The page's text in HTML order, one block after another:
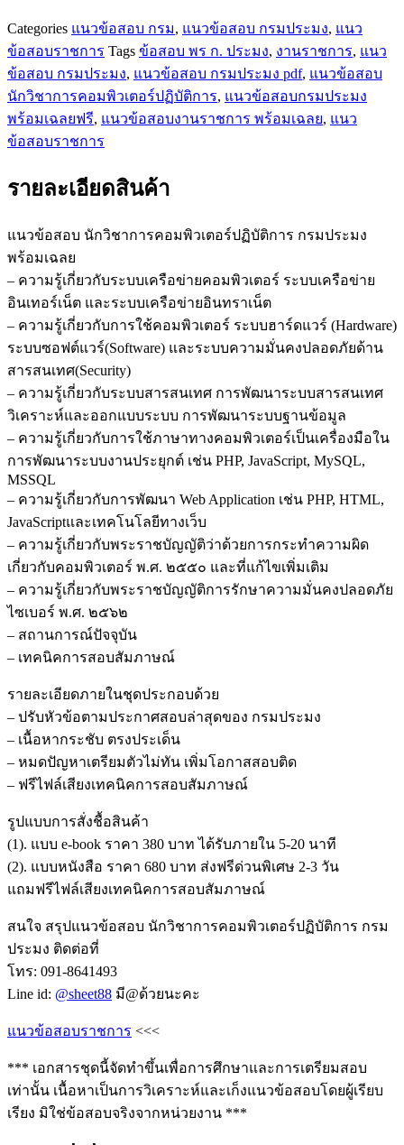
Categories แนวข้อสอบ กรม, แนวข้อสอบ กรมประมง, แนว
ข้อสอบราชการ Tags ข้อสอบ พร ก. ประมง, งานราชการ, แนว
ข้อสอบ กรมประมง, แนวข้อสอบ กรมประมง pdf, แนวข้อสอบ
นักวิชาการคอมพิวเตอร์ปฏิบัติการ, แนวข้อสอบกรมประมง
พร้อมเฉลยฟรี, แนวข้อสอบงานราชการ พร้อมเฉลย, แนว
ข้อสอบราชการ
รายละเอียดสินค้า
แนวข้อสอบ นักวิชาการคอมพิวเตอร์ปฏิบัติการ กรมประมง
พร้อมเฉลย
– ความรู้เกี่ยวกับระบบเครือข่ายคอมพิวเตอร์ ระบบเครือข่าย
อินเทอร์เน็ต และระบบเครือข่ายอินทราเน็ต
– ความรู้เกี่ยวกับการใช้คอมพิวเตอร์ ระบบฮาร์ดแวร์ (Hardware)
ระบบซอฟต์แวร์(Software) และระบบความมั่นคงปลอดภัยด้าน
สารสนเทศ(Security)
– ความรู้เกี่ยวกับระบบสารสนเทศ การพัฒนาระบบสารสนเทศ
วิเคราะห์และออกแบบระบบ การพัฒนาระบบฐานข้อมูล
– ความรู้เกี่ยวกับการใช้ภาษาทางคอมพิวเตอร์เป็นเครื่องมือใน
การพัฒนาระบบงานประยุกต์ เช่น PHP, JavaScript, MySQL,
MSSQL
– ความรู้เกี่ยวกับการพัฒนา Web Application เช่น PHP, HTML,
JavaScriptและเทคโนโลยีทางเว็บ
– ความรู้เกี่ยวกับพระราชบัญญัติว่าด้วยการกระทำความผิด
เกี่ยวกับคอมพิวเตอร์ พ.ศ. ๒๕๕๐ และที่แก้ไขเพิ่มเติม
– ความรู้เกี่ยวกับพระราชบัญญัติการรักษาความมั่นคงปลอดภัย
ไซเบอร์ พ.ศ. ๒๕๖๒
– สถานการณ์ปัจจุบัน
– เทคนิคการสอบสัมภาษณ์
รายละเอียดภายในชุดประกอบด้วย
– ปรับหัวข้อตามประกาศสอบล่าสุดของ กรมประมง
– เนื้อหากระชับ ตรงประเด็น
– หมดปัญหาเตรียมตัวไม่ทัน เพิ่มโอกาสสอบติด
– ฟรีไฟล์เสียงเทคนิคการสอบสัมภาษณ์
รูปแบบการสั่งชื้อสินค้า
(1). แบบ e-book ราคา 380 บาท ได้รับภายใน 5-20 นาที
(2). แบบหนังสือ ราคา 680 บาท ส่งฟรีด่วนพิเศษ 2-3 วัน
แถมฟรีไฟล์เสียงเทคนิคการสอบสัมภาษณ์
สนใจ สรุปแนวข้อสอบ นักวิชาการคอมพิวเตอร์ปฏิบัติการ กรม
ประมง ติดต่อที่
โทร: 091-8641493
Line id: @sheet88 มี@ด้วยนะคะ
แนวข้อสอบราชการ <<<
*** เอกสารชุดนี้จัดทำขึ้นเพื่อการศึกษาและการเตรียมสอบ
เท่านั้น เนื้อหาเป็นการวิเคราะห์และเก็งแนวข้อสอบโดยผู้เรียบ
เรียง มิใช่ข้อสอบจริงจากหน่วยงาน ***